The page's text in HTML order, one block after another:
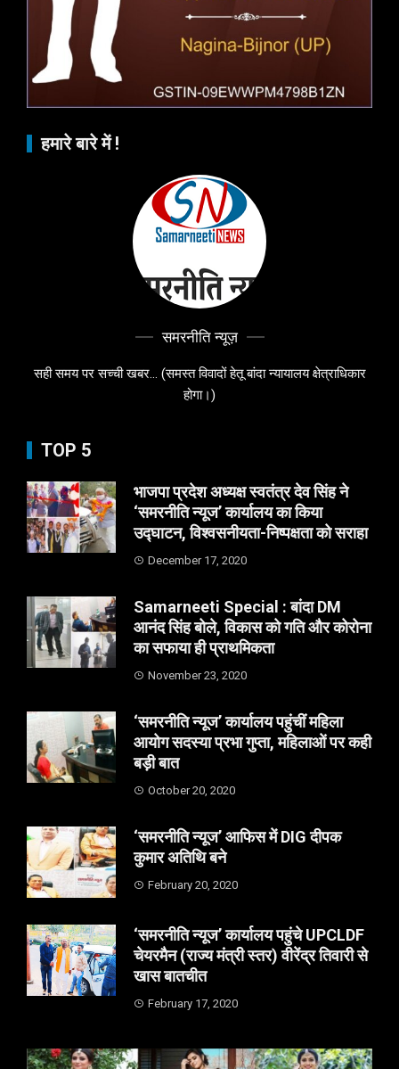
हमारे बारे में !
समरनीति न्यूज़
सही समय पर सच्ची खबर... (समस्त विवादों हेतू बांदा न्यायालय क्षेत्राधिकार
होगा।)
TOP 5
भाजपा प्रदेश अध्यक्ष स्वतंत्र देव सिंह ने
‘समरनीति न्यूज’ कार्यालय का किया
उद्घाटन, विश्वसनीयता-निष्पक्षता को सराहा
December 17, 2020
Samarneeti Special : बांदा DM
आनंद सिंह बोले, विकास को गति और कोरोना
का सफाया ही प्राथमिकता
November 23, 2020
‘समरनीति न्यूज’ कार्यालय पहुंचीं महिला
आयोग सदस्या प्रभा गुप्ता, महिलाओं पर कही
बड़ी बात
October 20, 2020
‘समरनीति न्यूज’ आफिस में DIG दीपक
कुमार अतिथि बने
February 20, 2020
‘समरनीति न्यूज’ कार्यालय पहुंचे UPCLDF
चेयरमैन (राज्य मंत्री स्तर) वीरेंद्र तिवारी से
खास बातचीत
February 17, 2020